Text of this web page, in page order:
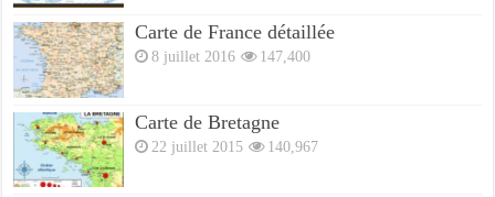
Carte de France détaillée
8 juillet 2016 147,400
Carte de Bretagne
22 juillet 2015 140,967